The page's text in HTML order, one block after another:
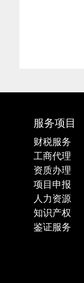
服务项目
财税服务
工商代理
资质办理
项目申报
人力资源
知识产权
鉴证服务